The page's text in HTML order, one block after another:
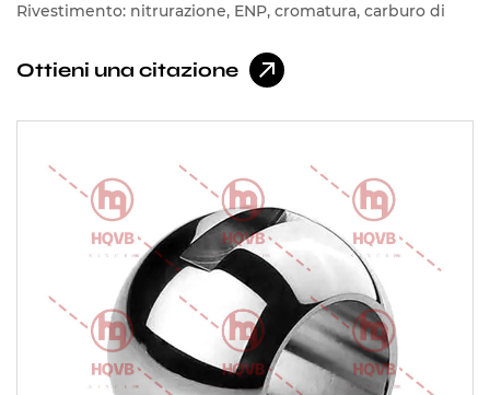
Rivestimento: nitrurazione, ENP, cromatura, carburo di
leghe a base di nichel, stellite a spruzzo, lega di nichel a
Ottieni una citazione